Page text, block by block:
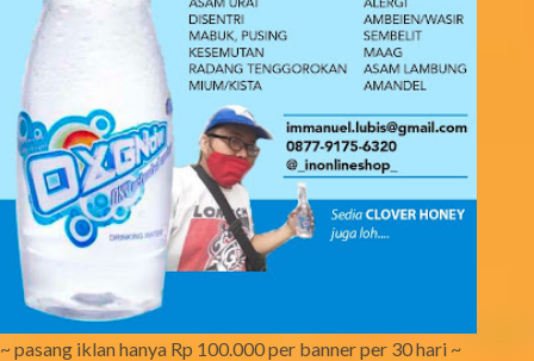
~ pasang iklan hanya Rp 100.000 per banner per 30 hari ~